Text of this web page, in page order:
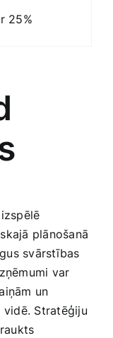
25%
plānošanā
svārstības
var
un
Stratēģiju⁤